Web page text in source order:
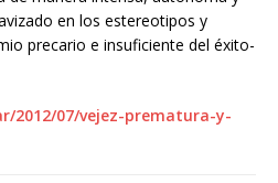
en los estereotipos y
precario e insuficiente del éxito-
2012/07/vejez-prematura-y-